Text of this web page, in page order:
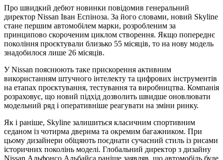
Про швидкий дебют новинки повідомив генеральний
директор Nissan Іван Еспіноза. За його словами, новий Skyline
стане першим автомобілем марки, розробленим за
принципово скороченим циклом створення. Якщо попереднє
покоління проєктували близько 55 місяців, то на нову модель
знадобилося лише 26 місяців.
У Nissan пояснюють таке прискорення активним
використанням штучного інтелекту та цифрових інструментів
на етапах проєктування, тестування та виробництва. Компанія
розраховує, що новий підхід дозволить швидше оновлювати
модельний ряд і оперативніше реагувати на зміни ринку.
Як і раніше, Skyline залишиться класичним спортивним
седаном із чотирма дверима та окремим багажником. При
цьому дизайнери обіцяють поєднати сучасний стиль із рисами
історичних поколінь моделі. Глобальний директор з дизайну